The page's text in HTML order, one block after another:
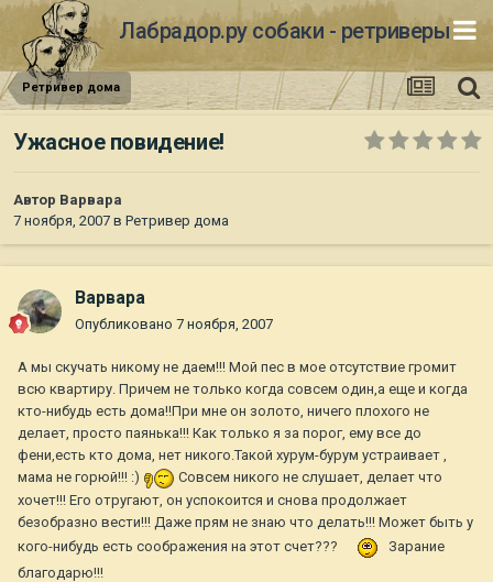
Лабрадор.ру собаки - ретриверы
Ретривер дома
Ужасное повидение!
Автор Варвара
7 ноября, 2007 в Ретривер дома
Варвара
Опубликовано 7 ноября, 2007
А мы скучать никому не даем!!! Мой пес в мое отсутствие громит
всю квартиру. Причем не только когда совсем один,а еще и когда
кто-нибудь есть дома!!При мне он золото, ничего плохого не
делает, просто паянька!!! Как только я за порог, ему все до
фени,есть кто дома, нет никого.Такой хурум-бурум устраивает ,
мама не горюй!!! :)
Совсем никого не слушает, делает что
хочет!!! Его отругают, он успокоится и снова продолжает
безобразно вести!!! Даже прям не знаю что делать!!! Может быть у
кого-нибудь есть соображения на этот счет???
Зарание
благодарю!!!